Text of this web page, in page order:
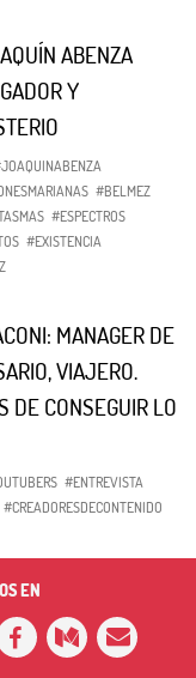
ABENZA
Y
#BELMEZ
#ESPECTROS
#EXISTENCIA
MANAGER DE
VIAJERO.
DE CONSEGUIR LO
#ENTREVISTA
#CREADORESDECONTENIDO
EN